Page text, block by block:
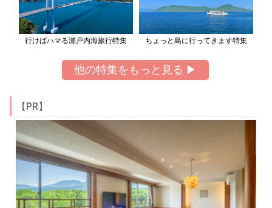
行けばハマる瀬戸内海旅行特集 ちょっと島に行ってきます特集
他の特集をもっと見る ▶
【PR】